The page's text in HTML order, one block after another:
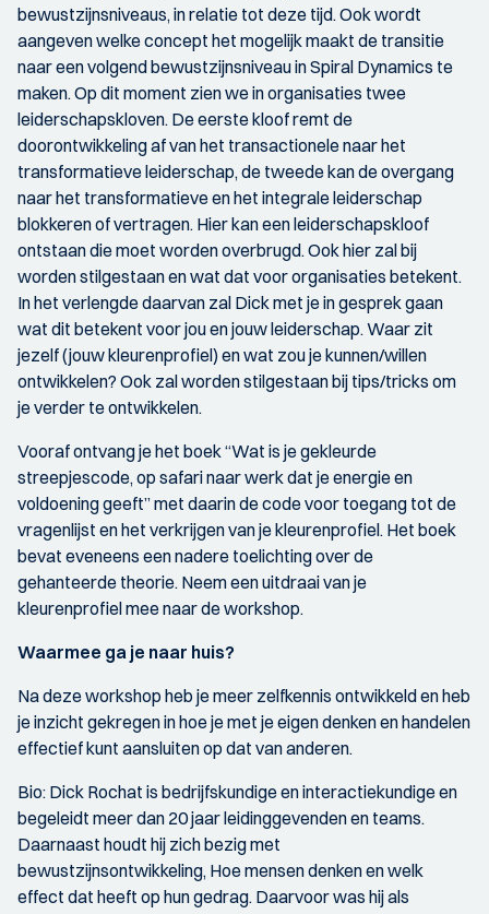
bewustzijnsniveaus, in relatie tot deze tijd. Ook wordt
aangeven welke concept het mogelijk maakt de transitie
naar een volgend bewustzijnsniveau in Spiral Dynamics te
maken. Op dit moment zien we in organisaties twee
leiderschapskloven. De eerste kloof remt de
doorontwikkeling af van het transactionele naar het
transformatieve leiderschap, de tweede kan de overgang
naar het transformatieve en het integrale leiderschap
blokkeren of vertragen. Hier kan een leiderschapskloof
ontstaan die moet worden overbrugd. Ook hier zal bij
worden stilgestaan en wat dat voor organisaties betekent.
In het verlengde daarvan zal Dick met je in gesprek gaan
wat dit betekent voor jou en jouw leiderschap. Waar zit
jezelf (jouw kleurenprofiel) en wat zou je kunnen/willen
ontwikkelen? Ook zal worden stilgestaan bij tips/tricks om
je verder te ontwikkelen.
Vooraf ontvang je het boek “Wat is je gekleurde
streepjescode, op safari naar werk dat je energie en
voldoening geeft” met daarin de code voor toegang tot de
vragenlijst en het verkrijgen van je kleurenprofiel. Het boek
bevat eveneens een nadere toelichting over de
gehanteerde theorie. Neem een uitdraai van je
kleurenprofiel mee naar de workshop.
Waarmee ga je naar huis?
Na deze workshop heb je meer zelfkennis ontwikkeld en heb
je inzicht gekregen in hoe je met je eigen denken en handelen
effectief kunt aansluiten op dat van anderen.
Bio: Dick Rochat is bedrijfskundige en interactiekundige en
begeleidt meer dan 20 jaar leidinggevenden en teams.
Daarnaast houdt hij zich bezig met
bewustzijnsontwikkeling, Hoe mensen denken en welk
effect dat heeft op hun gedrag. Daarvoor was hij als